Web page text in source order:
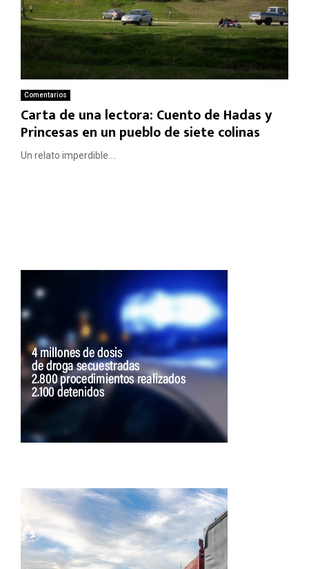
Comentarios
Carta de una lectora: Cuento de Hadas y
Princesas en un pueblo de siete colinas
Un relato imperdible....